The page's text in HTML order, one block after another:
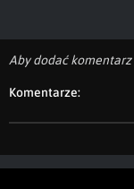
Aby dodać komentarz
Komentarze: